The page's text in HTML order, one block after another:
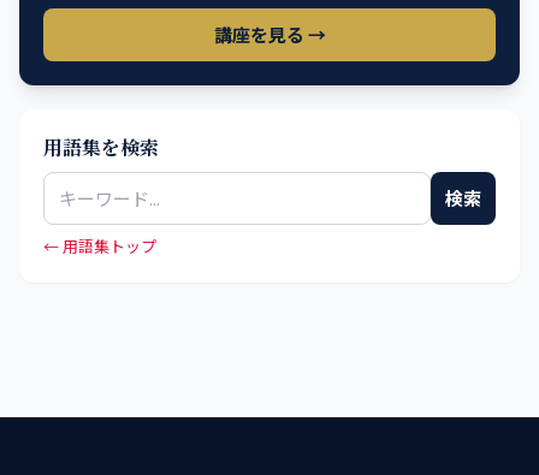
講座を見る →
用語集を検索
検索
← 用語集トップ